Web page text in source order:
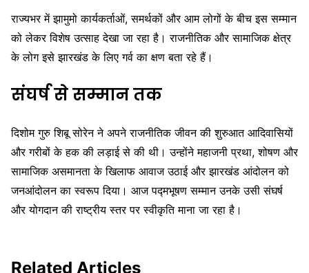
राज्यभर में झामुमो कार्यकर्ताओं, समर्थकों और आम लोगों के बीच इस सम्मान
को लेकर विशेष उत्साह देखा जा रहा है। राजनीतिक और सामाजिक क्षेत्र
के लोग इसे झारखंड के लिए गर्व का क्षण बता रहे हैं।
संघर्ष से सम्मान तक
दिशोम गुरु शिबू सोरेन ने अपने राजनीतिक जीवन की शुरुआत आदिवासियों
और गरीबों के हक की लड़ाई से की थी। उन्होंने महाजनी प्रथा, शोषण और
सामाजिक असमानता के खिलाफ आवाज उठाई और झारखंड आंदोलन को
जनआंदोलन का स्वरूप दिया। आज पद्मभूषण सम्मान उनके उसी संघर्ष
और योगदान की राष्ट्रीय स्तर पर स्वीकृति माना जा रहा है।
Related Articles